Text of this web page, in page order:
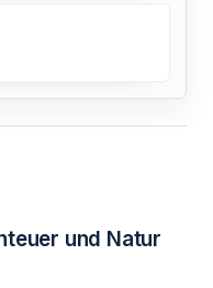
und Natur